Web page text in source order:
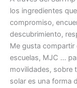
los ingredientes
compromiso,
descubrimiento,
Me gusta compartir
escuelas, MJC …
movilidades, sobre
solar es una forma